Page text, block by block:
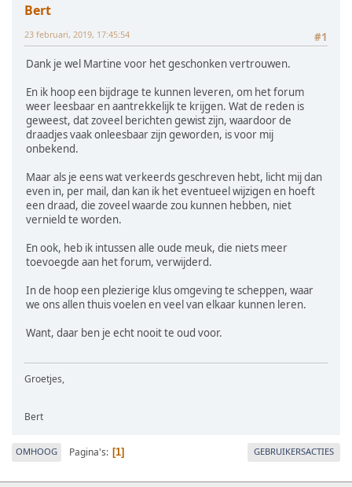
Bert
#1
23 februari, 2019, 17:45:54
Dank je wel Martine voor het geschonken vertrouwen.
En ik hoop een bijdrage te kunnen leveren, om het forum
weer leesbaar en aantrekkelijk te krijgen. Wat de reden is
geweest, dat zoveel berichten gewist zijn, waardoor de
draadjes vaak onleesbaar zijn geworden, is voor mij
onbekend.
Maar als je eens wat verkeerds geschreven hebt, licht mij dan
even in, per mail, dan kan ik het eventueel wijzigen en hoeft
een draad, die zoveel waarde zou kunnen hebben, niet
vernield te worden.
En ook, heb ik intussen alle oude meuk, die niets meer
toevoegde aan het forum, verwijderd.
In de hoop een plezierige klus omgeving te scheppen, waar
we ons allen thuis voelen en veel van elkaar kunnen leren.
Want, daar ben je echt nooit te oud voor.
Groetjes,
Bert
OMHOOG Pagina's 1 GEBRUIKERSACTIES